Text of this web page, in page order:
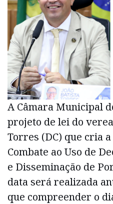
A Câmara Municipal
projeto de lei do
Torres (DC) que cria
Combate ao Uso de
e Disseminação de
data será realizada
que compreender o